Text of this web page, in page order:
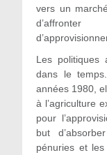
vers un
Les politiques
dans le
années 1980,
à l’agriculture
pour
but
pénuries et